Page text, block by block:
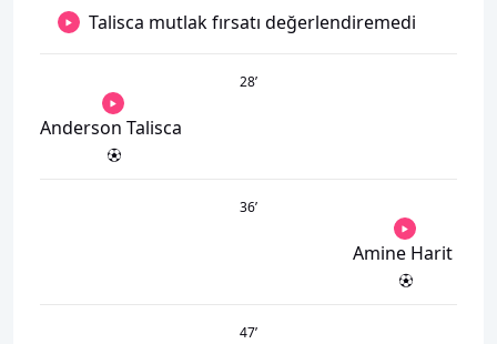
Talisca mutlak fırsatı değerlendiremedi
28’
Anderson Talisca
36’
Amine Harit
47’